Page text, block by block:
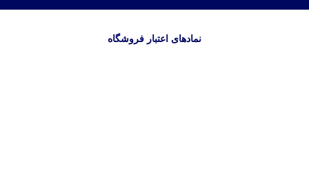
نمادهای اعتبار فروشگاه